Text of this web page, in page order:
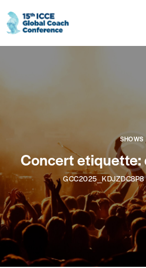
SHOWS
Concert etiquette:
GCC2025_KDJZDC8P8